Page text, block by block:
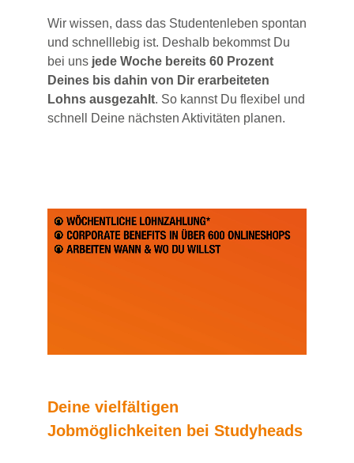
Wir wissen, dass das Studentenleben spontan
und schnelllebig ist. Deshalb bekommst Du
bei uns jede Woche bereits 60 Prozent
Deines bis dahin von Dir erarbeiteten
Lohns ausgezahlt. So kannst Du flexibel und
schnell Deine nächsten Aktivitäten planen.
Deine vielfältigen
Jobmöglichkeiten bei Studyheads